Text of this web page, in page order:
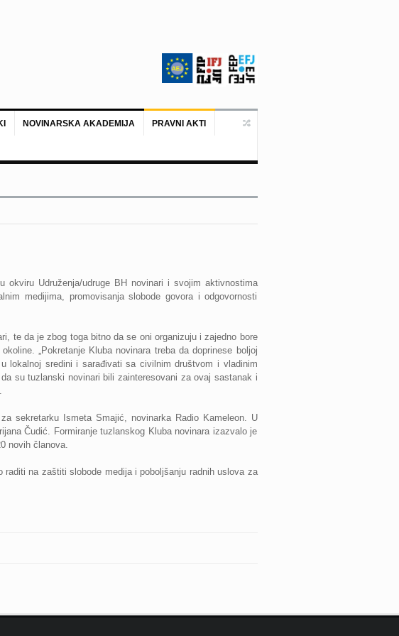
NOVINARSKA AKADEMIJA PRAVNI AKTI
Udruženja/udruge BH novinari i svojim aktivnostima
medijima, promovisanja slobode govora i odgovornosti
te da je zbog toga bitno da se oni organizuju i zajedno bore
„Pokretanje Kluba novinara treba da doprinese boljoj
lokalnoj sredini i sarađivati sa civilnim društvom i vladinim
su tuzlanski novinari bili zainteresovani za ovaj sastanak i
sekretarku Ismeta Smajić, novinarka Radio Kameleon. U
Čudić. Formiranje tuzlanskog Kluba novinara izazvalo je
novih članova.
na zaštiti slobode medija i poboljšanju radnih uslova za